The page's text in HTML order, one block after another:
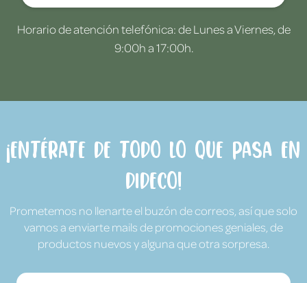
Horario de atención telefónica: de Lunes a Viernes, de
9:00h a 17:00h.
¡Entérate de todo lo que pasa en
Dideco!
Prometemos no llenarte el buzón de correos, así que solo
vamos a enviarte mails de promociones geniales, de
productos nuevos y alguna que otra sorpresa.